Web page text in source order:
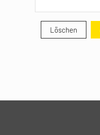
Löschen